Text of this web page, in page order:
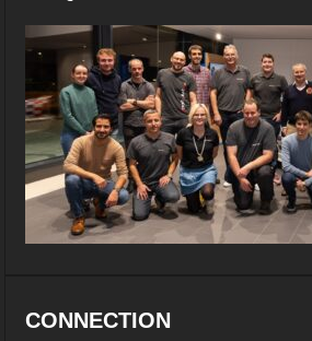
CONNECTION